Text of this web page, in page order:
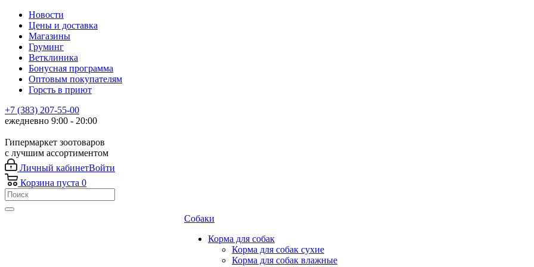
Новости
Цены и доставка
Магазины
Груминг
Ветклиника
Бонусная программа
Оптовым покупателям
Горсть в приют
+7 (383) 207-55-00
ежедневно 9:00 - 20:00
Гипермаркет зоотоваров
с лучшим ассортиментом
Личный кабинетВойти
Корзина пуста 0
Собаки
Корма для собак
Корма для собак сухие
Корма для собак влажные